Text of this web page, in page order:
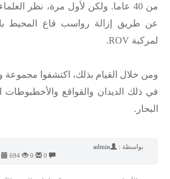
من 40 عاما. ولكن لأول مرة، نظر
عن طريق إزالة رواسب قاع المحيط
لمركبة ROV.
ومن خلال القيام بذلك، اكتشفوا مجموعة
في ذلك الديدان والقواقع
البحار.
بواسطة :
admin
694